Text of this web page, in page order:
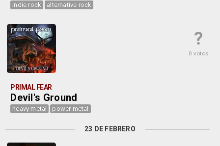
indie rock alternative rock
?
0 votos
PRIMAL FEAR
Devil's Ground
heavy metal power metal
23 DE FEBRERO